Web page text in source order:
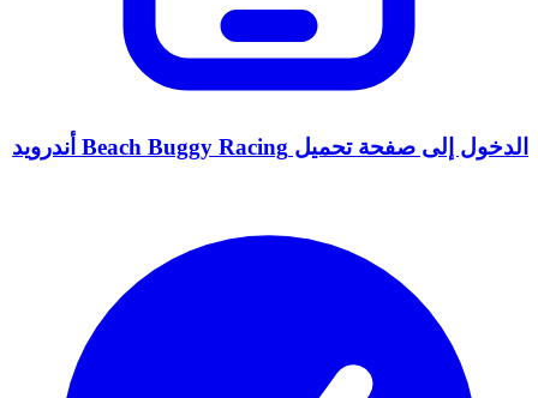
الدخول إلى صفحة تحميل Beach Buggy Racing أندرويد